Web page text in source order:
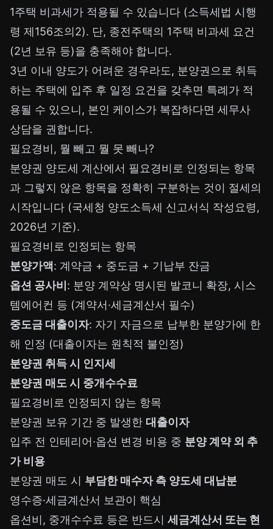
1주택 비과세가 적용될 수 있습니다 (소득세법 시행
령 제156조의2). 단, 종전주택의 1주택 비과세 요건
(2년 보유 등)을 충족해야 합니다.
3년 이내 양도가 어려운 경우라도, 분양권으로 취득
하는 주택에 입주 후 일정 요건을 갖추면 특례가 적
용될 수 있으니, 본인 케이스가 복잡하다면 세무사
상담을 권합니다.
필요경비, 뭘 빼고 뭘 못 빼나?
분양권 양도세 계산에서 필요경비로 인정되는 항목
과 그렇지 않은 항목을 정확히 구분하는 것이 절세의
시작입니다 (국세청 양도소득세 신고서식 작성요령,
2026년 기준).
필요경비로 인정되는 항목
분양가액: 계약금 + 중도금 + 기납부 잔금
옵션 공사비 : 분양 계약상 명시된 발코니 확장, 시스
템에어컨 등 (계약서·세금계산서 필수)
중도금 대출이자: 자기 자금으로 납부한 분양가에 한
해 인정 (대출이자는 원칙적 불인정)
분양권 취득 시 인지세
분양권 매도 시 중개수수료
필요경비로 인정되지 않는 항목
분양권 보유 기간 중 발생한 대출이자
입주 전 인테리어·옵션 변경 비용 중 분양 계약 외 추
가 비용
분양권 매도 시 부담한 매수자 측 양도세 대납분
영수증·세금계산서 보관이 핵심
옵션비, 중개수수료 등은 반드시 세금계산서 또는 현